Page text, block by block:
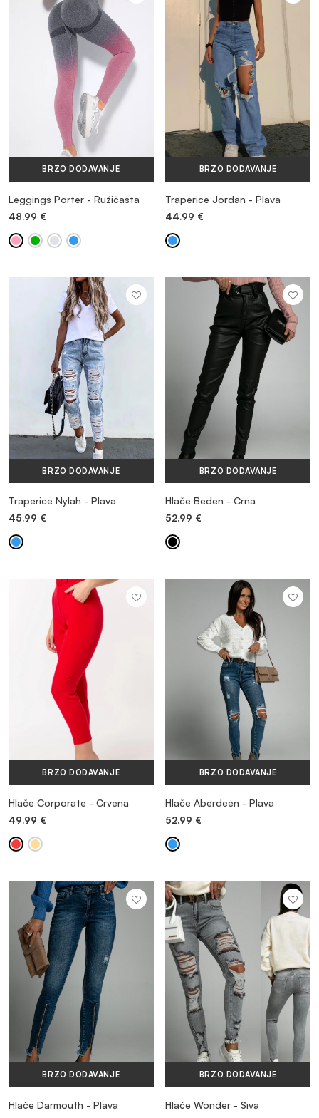
BRZO DODAVANJE
Leggings Porter - Ružičasta
48.99 €
BRZO DODAVANJE
Traperice Jordan - Plava
44.99 €
BRZO DODAVANJE
Traperice Nylah - Plava
45.99 €
BRZO DODAVANJE
Hlače Beden - Crna
52.99 €
BRZO DODAVANJE
Hlače Corporate - Crvena
49.99 €
BRZO DODAVANJE
Hlače Aberdeen - Plava
52.99 €
BRZO DODAVANJE
Hlače Darmouth - Plava
BRZO DODAVANJE
Hlače Wonder - Siva